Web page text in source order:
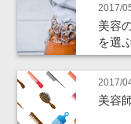
2017/
美容
を選
2017/
美容